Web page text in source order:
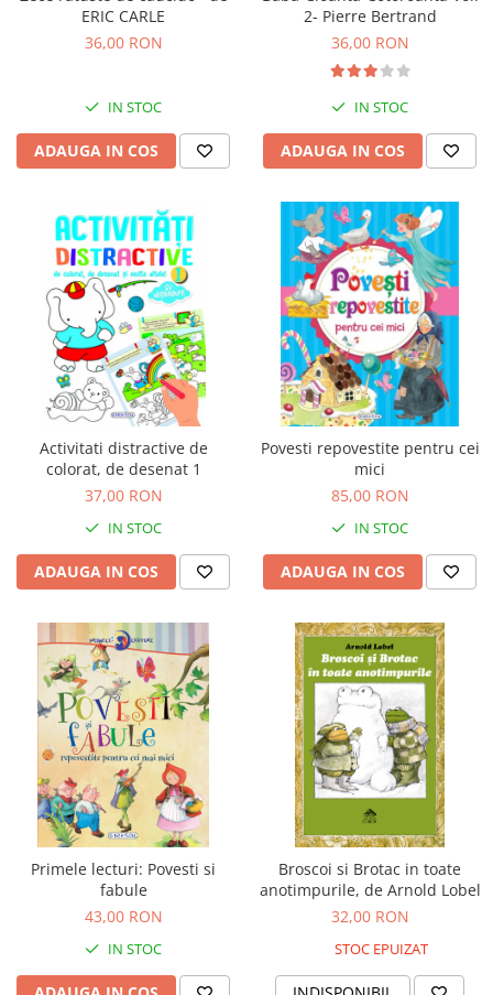
Jucarii cu Dinozauri
Jucarii Montessori
Jucarii cu alfabet
Jucarii cu cifre
Seturi Numberblocks
Jucarii de motricitate
Jucarii fructe si legume
Puzzle-uri
Puzzle clasic
Puzzle incastru
Puzzle de podea
IQ puzzle
Jucarii bebelusi
Jucarii de baie
Zornaitoare
Jucarii dentitie
Jucarii senzoriale
Jucarii motrice pentru bebelusi
Saltele de activitati pentru bebe
Jucarii de sortat
Jucarii muzicale bebelusi
Puzzle bebelusi
Jocuri educative
Jocuri STEM
Jocuri Magnetice
Jocuri de societate
Jocuri de logica
Jocuri de memorie
ERIC CARLE
36,00 RON
IN STOC
ADAUGA IN COS
2- Pierre Bertrand
36,00 RON
IN STOC
ADAUGA IN COS
Activitati distractive de
colorat, de desenat 1
37,00 RON
IN STOC
ADAUGA IN COS
Povesti repovestite pentru cei
mici
85,00 RON
IN STOC
ADAUGA IN COS
Primele lecturi: Povesti si
fabule
43,00 RON
IN STOC
Broscoi si Brotac in toate
anotimpurile, de Arnold Lobel
32,00 RON
STOC EPUIZAT